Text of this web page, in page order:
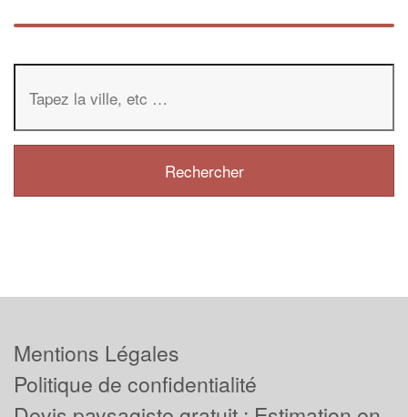
Mentions Légales
Politique de confidentialité